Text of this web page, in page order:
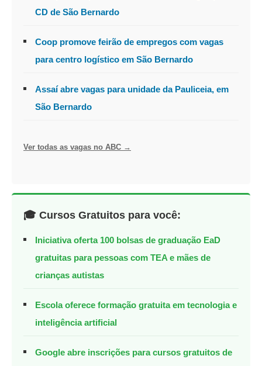
CD de São Bernardo
Coop promove feirão de empregos com vagas
para centro logístico em São Bernardo
Assaí abre vagas para unidade da Pauliceia, em
São Bernardo
Ver todas as vagas no ABC →
🎓 Cursos Gratuitos para você:
Iniciativa oferta 100 bolsas de graduação EaD
gratuitas para pessoas com TEA e mães de
crianças autistas
Escola oferece formação gratuita em tecnologia e
inteligência artificial
Google abre inscrições para cursos gratuitos de